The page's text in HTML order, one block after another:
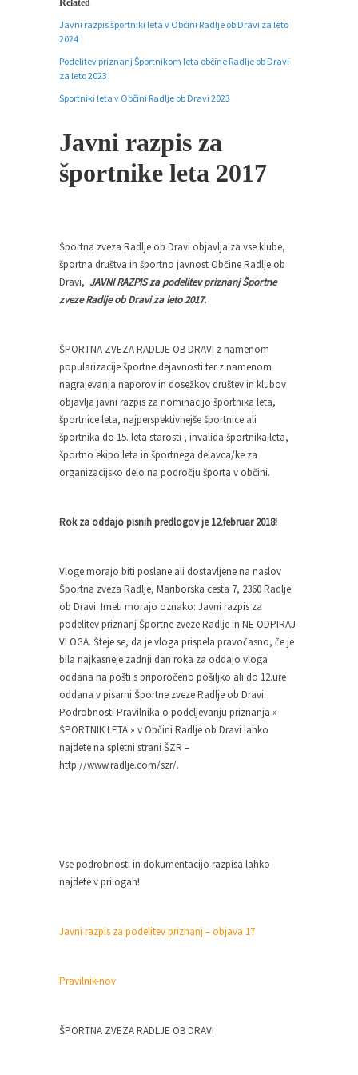
Pričela se je nova sezona bowlanja v Bowling
Mini olimpijada 2025
z...
Javni razpis športniki leta v Občini Radlje ob Dravi za leto
2024
Podelitev priznanj Športnikom leta občine Radlje ob Dravi
za leto 2023
Športniki leta v Občini Radlje ob Dravi 2023
Javni razpis za
športnike leta 2017
Športna zveza Radlje ob Dravi objavlja za vse klube,
športna društva in športno javnost Občine Radlje ob
Dravi, JAVNI RAZPIS za podelitev priznanj Športne
zveze Radlje ob Dravi za leto 2017.
ŠPORTNA ZVEZA RADLJE OB DRAVI z namenom
popularizacije športne dejavnosti ter z namenom
nagrajevanja naporov in dosežkov društev in klubov
objavlja javni razpis za nominacijo športnika leta,
športnice leta, najperspektivnejše športnice ali
športnika do 15. leta starosti , invalida športnika leta,
športno ekipo leta in športnega delavca/ke za
organizacijsko delo na področju športa v občini.
Rok za oddajo pisnih predlogov je 12.februar 2018!
Vloge morajo biti poslane ali dostavljene na naslov
Športna zveza Radlje, Mariborska cesta 7, 2360 Radlje
ob Dravi. Imeti morajo oznako: Javni razpis za
podelitev priznanj Športne zveze Radlje in NE ODPIRAJ-
VLOGA. Šteje se, da je vloga prispela pravočasno, če je
bila najkasneje zadnji dan roka za oddajo vloga
oddana na pošti s priporočeno pošiljko ali do 12.ure
oddana v pisarni Športne zveze Radlje ob Dravi.
Podrobnosti Pravilnika o podeljevanju priznanja »
ŠPORTNIK LETA » v Občini Radlje ob Dravi lahko
najdete na spletni strani ŠZR –
http://www.radlje.com/szr/.
Vse podrobnosti in dokumentacijo razpisa lahko
najdete v prilogah!
Javni razpis za podelitev priznanj – objava 17
Pravilnik-nov
ŠPORTNA ZVEZA RADLJE OB DRAVI